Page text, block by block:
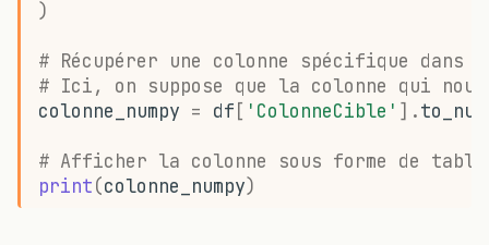
)
# Récupérer une colonne spécifique dans
# Ici, on suppose que la colonne qui
colonne_numpy = df [ 'ColonneCible' ] .
# Afficher la colonne sous forme de
print(colonne_numpy)